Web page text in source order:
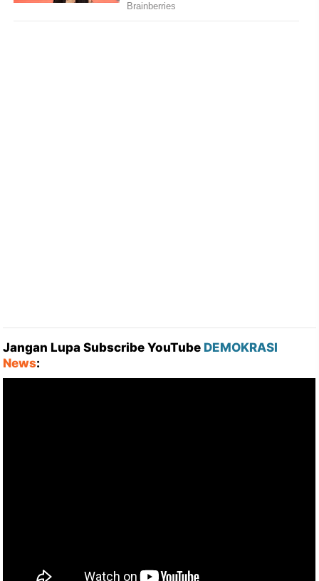
Jangan Lupa Subscribe YouTube DEMOKRASI
News: